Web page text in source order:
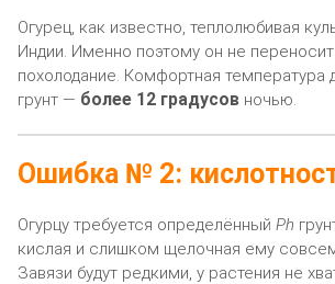
Огурец, как известно, теплолюбивая
Индии. Именно поэтому он не
похолодание. Комфортная температура
грунт — более 12 градусов ночью.
Ошибка № 2:
Огурцу требуется определённый Ph
кислая и слишком щелочная ему
Завязи будут редкими, у растения не